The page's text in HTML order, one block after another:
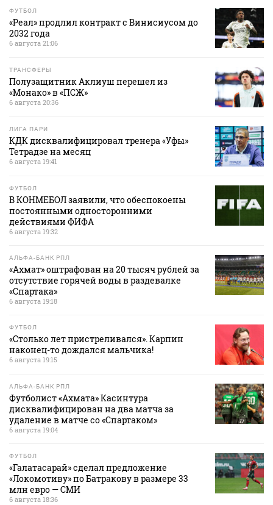
ФУТБОЛ
«Реал» продлил контракт с Винисиусом до
2032 года
6 августа 21:06
ТРАНСФЕРЫ
Полузащитник Аклиуш перешел из
«Монако» в «ПСЖ»
6 августа 20:36
ЛИГА ПАРИ
КДК дисквалифицировал тренера «Уфы»
Тетрадзе на месяц
6 августа 19:41
ФУТБОЛ
В КОНМЕБОЛ заявили, что обеспокоены
постоянными односторонними
действиями ФИФА
6 августа 19:32
АЛЬФА-БАНК РПЛ
«Ахмат» оштрафован на 20 тысяч рублей за
отсутствие горячей воды в раздевалке
«Спартака»
6 августа 19:18
ФУТБОЛ
«Столько лет пристреливался». Карпин
наконец-то дождался мальчика!
6 августа 19:15
АЛЬФА-БАНК РПЛ
Футболист «Ахмата» Касинтура
дисквалифицирован на два матча за
удаление в матче со «Спартаком»
6 августа 19:04
ФУТБОЛ
«Галатасарай» сделал предложение
«Локомотиву» по Батракову в размере 33
млн евро — СМИ
6 августа 18:36